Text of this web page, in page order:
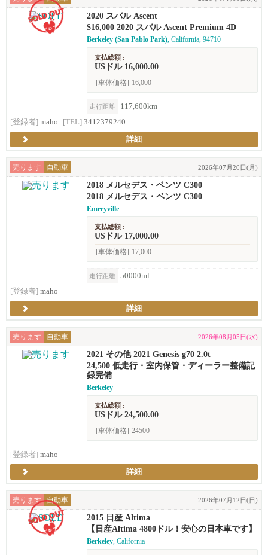
2020 スバル Ascent
$16,000 2020 スバル Ascent Premium 4D
Berkeley (San Pablo Park), California, 94710
支払総額 :
USドル 16,000.00
[車体価格] 16,000
走行距離
117,600km
[登録者] maho [TEL] 3412379240
詳細
売ります 自動車 2026年07月20日(月)
2018 メルセデス・ベンツ C300
2018 メルセデス・ベンツ C300
Emeryville
支払総額 :
USドル 17,000.00
[車体価格] 17,000
走行距離
50000ml
[登録者] maho
詳細
売ります 自動車 2026年08月05日(水)
2021 その他 2021 Genesis g70 2.0t
24,500 低走行・室内保管・ディーラー整備記
録完備
Berkeley
支払総額 :
USドル 24,500.00
[車体価格] 24500
[登録者] maho
詳細
売ります 自動車 2026年07月12日(日)
2015 日産 Altima
【日産Altima 4800ドル！安心の日本車です】
Berkeley, California